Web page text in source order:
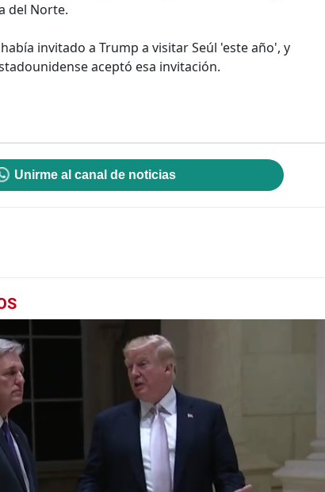
del Norte.
invitado a Trump a visitar Seúl 'este año', y
aceptó esa invitación.
Unirme al canal de noticias